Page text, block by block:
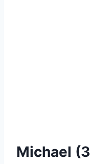
Michael